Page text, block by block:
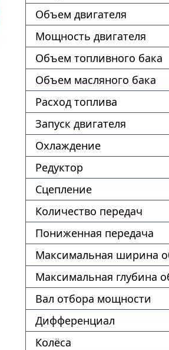
Объем двигателя
Мощность двигателя
Объем топливного бака
Объем масляного бака
Расход топлива
Запуск двигателя
Охлаждение
Редуктор
Сцепление
Количество передач
Пониженная передача
Максимальная ширина
Максимальная глубина
Вал отбора мощности
Дифференциал
Колёса